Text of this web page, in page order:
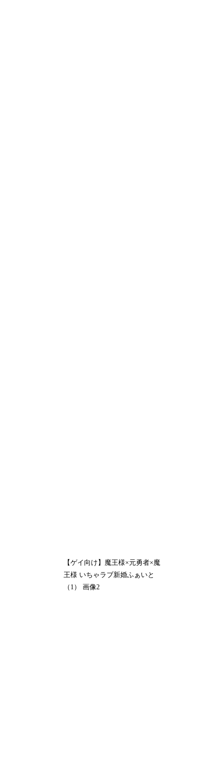
【ゲイ向け】魔王様×元勇者×魔
王様 いちゃラブ新婚ふぁいと
（1） 画像2